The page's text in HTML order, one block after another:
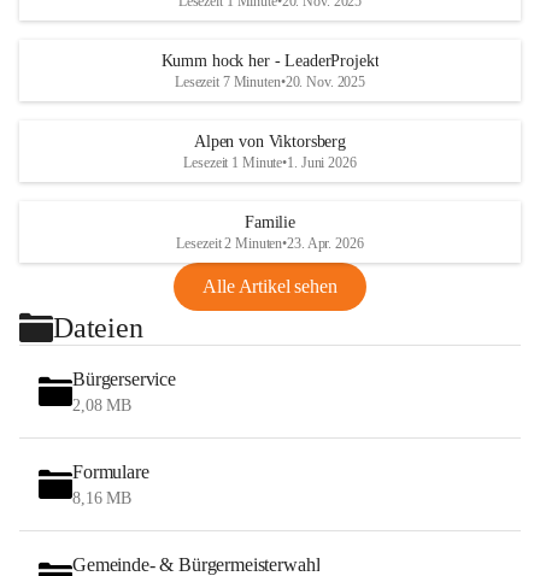
Kumm hock her - LeaderProjekt
Lesezeit 7 Minuten•20. Nov. 2025
Alpen von Viktorsberg
Lesezeit 1 Minute•1. Juni 2026
Familie
Lesezeit 2 Minuten•23. Apr. 2026
Alle Artikel sehen
Dateien
Bürgerservice
2,08 MB
Formulare
8,16 MB
Gemeinde- & Bürgermeisterwahl